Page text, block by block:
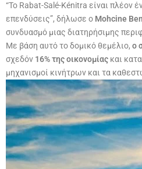
“Το Rabat-Salé-Kénitra είναι πλέον
επενδύσεις”, δήλωσε ο Mohcine
συνδυασμό μιας διατηρήσιμης
Με βάση αυτό το δομικό θεμέλιο, ο
σχεδόν 16% της οικονομίας και
μηχανισμοί κινήτρων και τα